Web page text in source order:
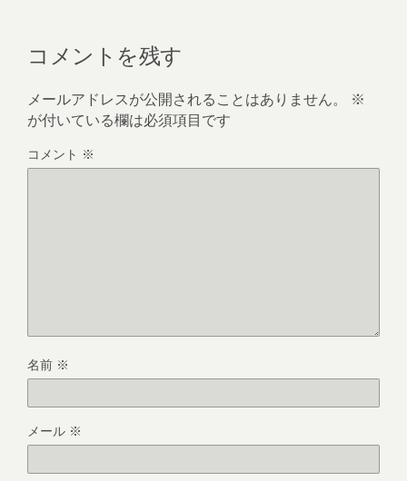
コメントを残す
メールアドレスが公開されることはありません。
※
が付いている欄は必須項目です
コメント ※
名前 ※
メール ※